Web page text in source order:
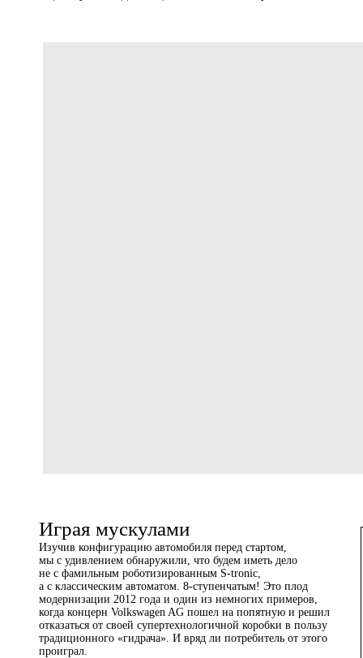
Играя мускулами
Изучив конфигурацию автомобиля перед стартом,
мы с удивлением обнаружили, что будем иметь дело
не с фамильным роботизированным S-tronic,
а с классическим автоматом. 8‑ступенчатым! Это плод
модернизации 2012 года и один из немногих примеров,
когда концерн Volkswagen AG пошел на попятную и решил
отказаться от своей супертехнологичной коробки в пользу
традиционного «гидрача». И вряд ли потребитель от этого
проиграл.